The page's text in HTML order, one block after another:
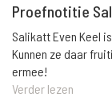
Proefnotitie
Salikatt Even Keel
Kunnen ze daar
ermee!
Verder lezen